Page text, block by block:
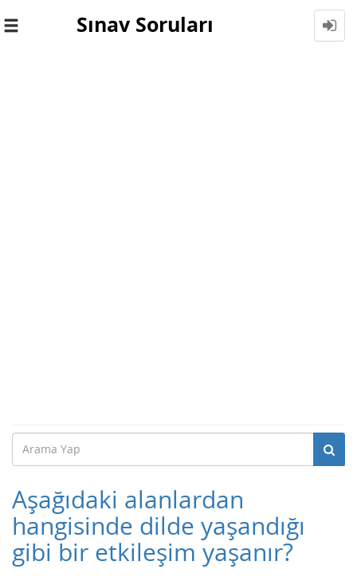
Toggle
Sınav Soruları
Aşağıdaki alanlardan
hangisinde dilde yaşandığı
gibi bir etkileşim yaşanır?